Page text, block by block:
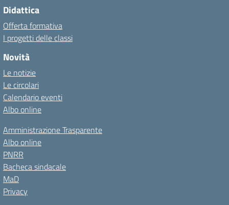
Didattica
Offerta formativa
I progetti delle classi
Novità
Le notizie
Le circolari
Calendario eventi
Albo online
Amministrazione Trasparente
Albo online
PNRR
Bacheca sindacale
MaD
Privacy